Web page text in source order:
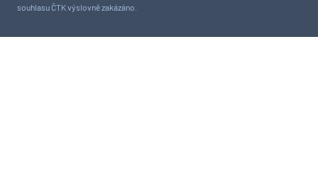
souhlasu ČTK výslovně zakázáno.